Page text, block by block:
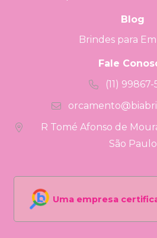
Blog
Brindes para
Fale
(11)
R Tomé Afonso de
São
Uma empresa